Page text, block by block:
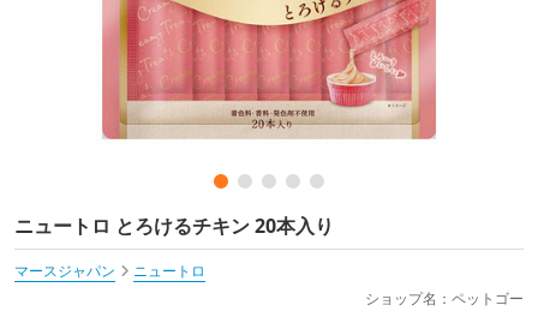
ニュートロ とろけるチキン 20本入り
マースジャパン
ニュートロ
ショップ名：ペットゴー